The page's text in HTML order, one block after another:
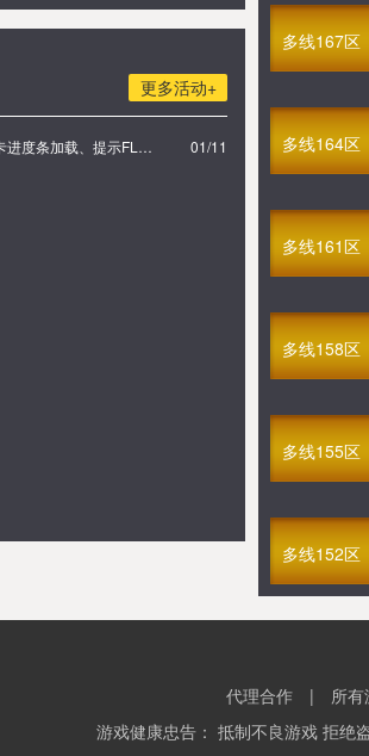
多线341区
满V乐蜀三国
更多活动+
[公告] 进入游戏黑屏、卡进度条加载、提示FLASH无法加载解决办法 01/11
多线167区
多线164区
多线161区
多线158区
多线155区
多线152区
代理合作 |
所
游戏健康忠告： 抵制不良游戏 拒绝